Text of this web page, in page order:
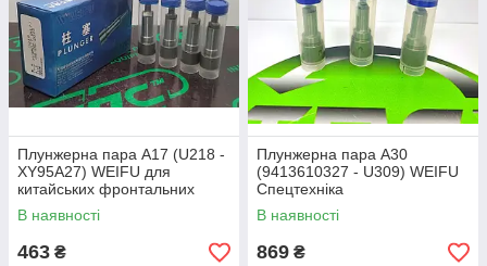
Плунжерна пара A17 (U218 -
XY95A27) WEIFU для
китайських фронтальних
навантажувачів
В наявності
463 ₴
Плунжерна пара A30
(9413610327 - U309) WEIFU
Спецтехніка
В наявності
869 ₴